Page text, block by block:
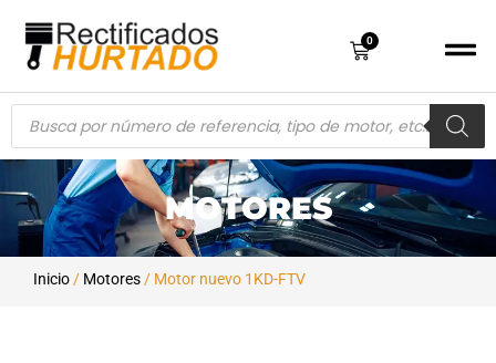
0
MOTORES
Inicio / Motores / Motor nuevo 1KD-FTV